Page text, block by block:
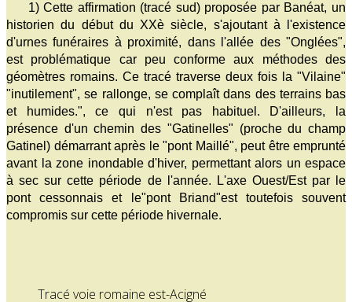
1) Cette affirmation (tracé sud) proposée par Banéat, un
historien du début du XXè siècle, s'ajoutant à l'existence
d'urnes funéraires à proximité, dans l'allée des "Onglées",
est problématique car peu conforme aux méthodes des
géomètres romains. Ce tracé traverse deux fois la "Vilaine"
"inutilement", se rallonge, se complaît dans des terrains bas
et humides.", ce qui n'est pas habituel. D'ailleurs, la
présence d'un chemin des "Gatinelles" (proche du champ
Gatinel) démarrant après le "pont Maillé", peut être emprunté
avant la zone inondable d'hiver, permettant alors un espace
à sec sur cette période de l'année. L'axe Ouest/Est par le
pont cessonnais et le"pont Briand"est toutefois souvent
compromis sur cette période hivernale.
Tracé voie romaine est-Acigné